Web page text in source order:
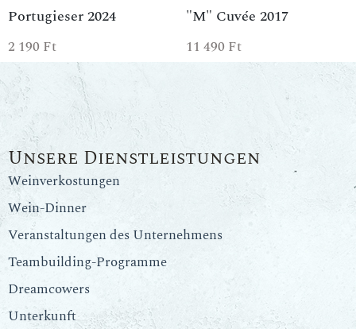
Portugieser 2024
2 190 Ft
"M" Cuvée 2017
11 490 Ft
Unsere Dienstleistungen
Weinverkostungen
Wein-Dinner
Veranstaltungen des Unternehmens
Teambuilding-Programme
Dreamcowers
Unterkunft